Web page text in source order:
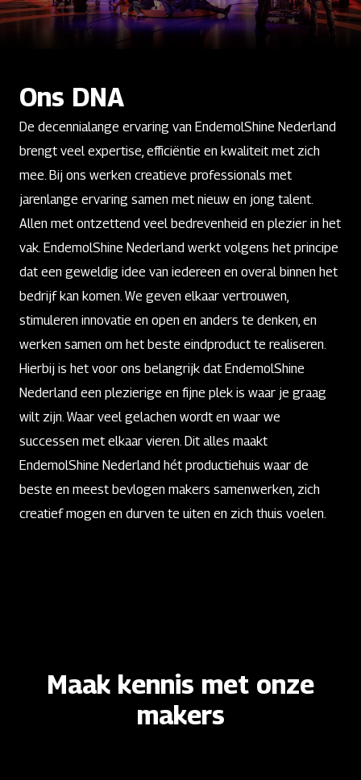
Ons DNA
De decennialange ervaring van EndemolShine Nederland
brengt veel expertise, efficiëntie en kwaliteit met zich
mee. Bij ons werken creatieve professionals met
jarenlange ervaring samen met nieuw en jong talent.
Allen met ontzettend veel bedrevenheid en plezier in het
vak. EndemolShine Nederland werkt volgens het principe
dat een geweldig idee van iedereen en overal binnen het
bedrijf kan komen. We geven elkaar vertrouwen,
stimuleren innovatie en open en anders te denken, en
werken samen om het beste eindproduct te realiseren.
Hierbij is het voor ons belangrijk dat EndemolShine
Nederland een plezierige en fijne plek is waar je graag
wilt zijn. Waar veel gelachen wordt en waar we
successen met elkaar vieren. Dit alles maakt
EndemolShine Nederland hét productiehuis waar de
beste en meest bevlogen makers samenwerken, zich
creatief mogen en durven te uiten en zich thuis voelen.
Maak kennis met onze
makers